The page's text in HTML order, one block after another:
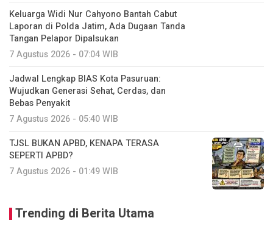
Keluarga Widi Nur Cahyono Bantah Cabut
Laporan di Polda Jatim, Ada Dugaan Tanda
Tangan Pelapor Dipalsukan
7 Agustus 2026 - 07:04 WIB
Jadwal Lengkap BIAS Kota Pasuruan:
Wujudkan Generasi Sehat, Cerdas, dan
Bebas Penyakit
7 Agustus 2026 - 05:40 WIB
TJSL BUKAN APBD, KENAPA TERASA
SEPERTI APBD?
7 Agustus 2026 - 01:49 WIB
Trending di Berita Utama